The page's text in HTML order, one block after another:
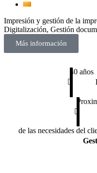
Impresión y gestión de la
Digitalización, Gestión
Más información
40 años
de las necesidades del